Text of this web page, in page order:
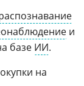
и
базе ИИ.
на